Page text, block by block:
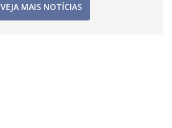
VEJA MAIS NOTÍCIAS